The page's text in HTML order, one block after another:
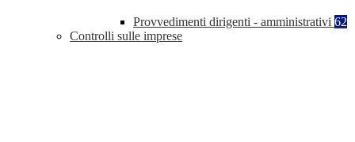
Provvedimenti dirigenti - amministrativi 62
Controlli sulle imprese